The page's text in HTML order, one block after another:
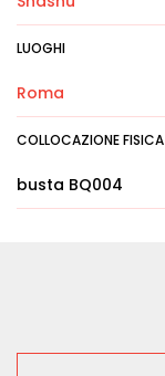
LUOGHI
Roma
COLLOCAZIONE FISICA
busta BQ004